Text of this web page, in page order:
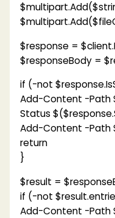
$response =
$responseBody =
if (-not
Add-Content -Path
Status
Add-Content -Path
return
}
$result =
if (-not
Add-Content -Path